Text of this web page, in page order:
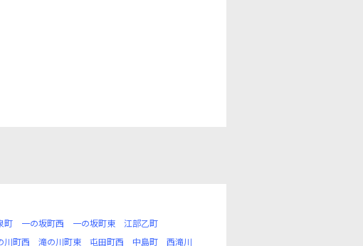
町 一の坂町西 一の坂町東
江部乙町
川町西 滝の川町東 屯田町西 中島町
西滝川